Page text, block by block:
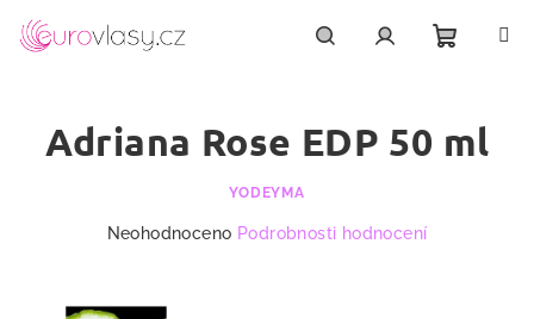
obsah
košík
Adriana Rose EDP 50 ml
YODEYMA
Neohodnoceno Podrobnosti hodnocení